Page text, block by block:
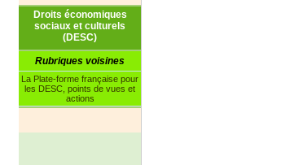
Droits économiques
sociaux et culturels
(DESC)
Rubriques voisines
La Plate-forme française pour
les DESC, points de vues et
actions